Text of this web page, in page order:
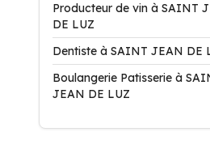
Producteur de vin à SAINT
DE LUZ
Dentiste à SAINT JEAN DE
Boulangerie Patisserie à
JEAN DE LUZ